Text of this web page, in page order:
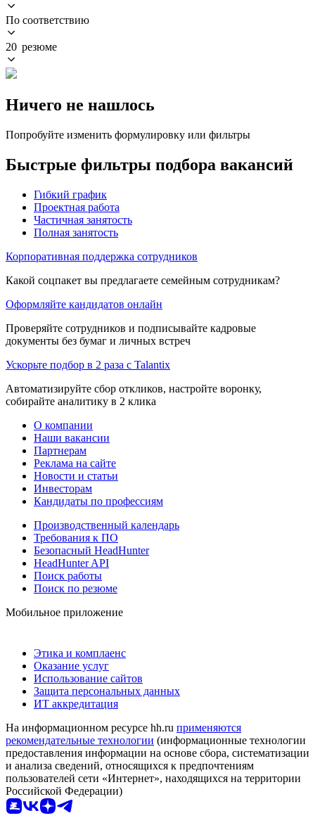
По соответствию
20 резюме
Ничего не нашлось
Попробуйте изменить формулировку или фильтры
Быстрые фильтры подбора вакансий
Гибкий график
Проектная работа
Частичная занятость
Полная занятость
Корпоративная поддержка сотрудников
Какой соцпакет вы предлагаете семейным сотрудникам?
Оформляйте кандидатов онлайн
Проверяйте сотрудников и подписывайте кадровые
документы без бумаг и личных встреч
Ускорьте подбор в 2 раза с Talantix
Автоматизируйте сбор откликов, настройте воронку,
собирайте аналитику в 2 клика
О компании
Наши вакансии
Партнерам
Реклама на сайте
Новости и статьи
Инвесторам
Кандидаты по профессиям
Производственный календарь
Требования к ПО
Безопасный HeadHunter
HeadHunter API
Поиск работы
Поиск по резюме
Мобильное приложение
Этика и комплаенс
Оказание услуг
Использование сайтов
Защита персональных данных
ИТ аккредитация
На информационном ресурсе hh.ru применяются
рекомендательные технологии (информационные технологии
предоставления информации на основе сбора, систематизации
и анализа сведений, относящихся к предпочтениям
пользователей сети «Интернет», находящихся на территории
Российской Федерации)